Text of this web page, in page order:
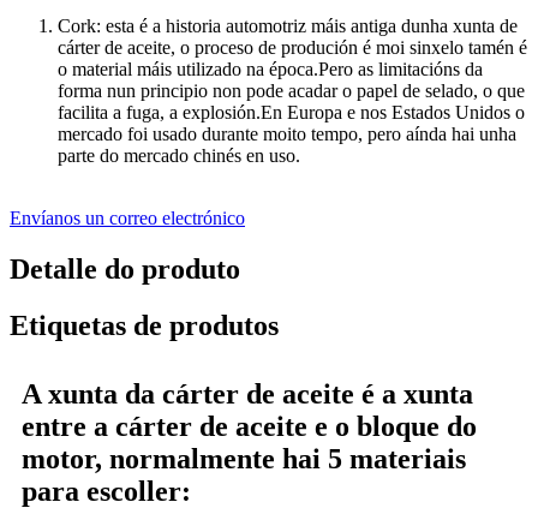
Cork: esta é a historia automotriz máis antiga dunha xunta de
cárter de aceite, o proceso de produción é moi sinxelo tamén é
o material máis utilizado na época.Pero as limitacións da
forma nun principio non pode acadar o papel de selado, o que
facilita a fuga, a explosión.En Europa e nos Estados Unidos o
mercado foi usado durante moito tempo, pero aínda hai unha
parte do mercado chinés en uso.
Envíanos un correo electrónico
Detalle do produto
Etiquetas de produtos
A xunta da cárter de aceite é a xunta
entre a cárter de aceite e o bloque do
motor, normalmente hai 5 materiais
para escoller: